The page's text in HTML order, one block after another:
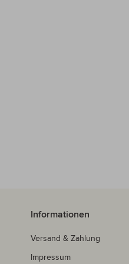
Informationen
Versand & Zahlung
Impressum